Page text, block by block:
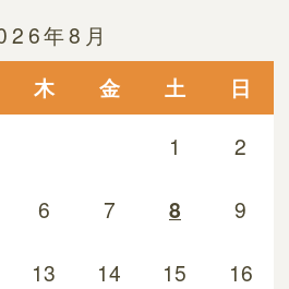
年8月
木 金 土 日
1 2
6 7 8 9
13 14 15 16